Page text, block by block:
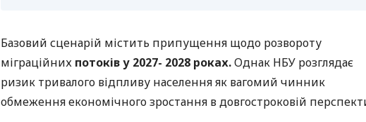
Базовий сценарій містить припущення щодо розвороту
міграційних потоків у 2027- 2028 роках.Однак НБУ розглядає
ризик тривалого відпливу населення як вагомий чинник
обмеження економічного зростання в довгостроковій